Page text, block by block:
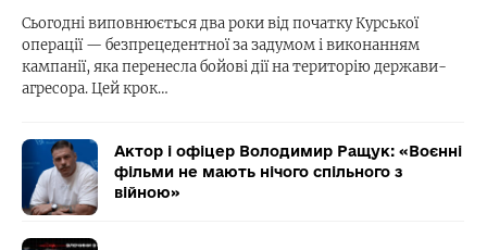
Сьогодні виповнюється два роки від початку Курської
операції — безпрецедентної за задумом і виконанням
кампанії, яка перенесла бойові дії на територію держави-
агресора. Цей крок…
Актор і офіцер Володимир Ращук: «Воєнні
фільми не мають нічого спільного з
війною»